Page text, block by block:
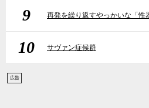
9 再発を繰り返すやっかいな「性
10 サヴァン症候群
広告